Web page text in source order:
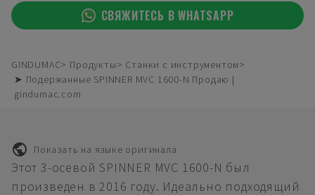
СВЯЖИТЕСЬ В WHATSAPP
GINDUMAC Продукты
Станки с инструментом
➤ Подержанные SPINNER MVC 1600-N Продаю |
gindumac.com
Показать на языке оригинала
Этот 3-осевой SPINNER MVC 1600-N был
произведен в 2016 году. Идеально подходящий